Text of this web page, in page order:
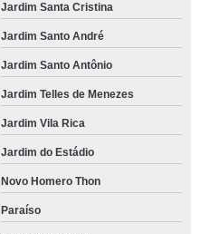
Jardim Santa Cristina
Jardim Santo André
Jardim Santo Antônio
Jardim Telles de Menezes
Jardim Vila Rica
Jardim do Estádio
Novo Homero Thon
Paraíso